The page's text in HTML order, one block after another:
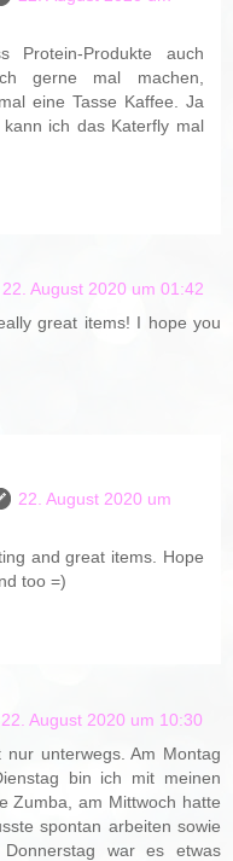
Protein-Produkte auch
gerne mal machen,
eine Tasse Kaffee. Ja
ich das Katerfly mal
22. August 2020 um 01:42
great items! I hope you
22. August 2020 um
and great items. Hope
too =)
22. August 2020 um 10:30
unterwegs. Am Montag
bin ich mit meinen
Zumba, am Mittwoch hatte
spontan arbeiten sowie
war es etwas